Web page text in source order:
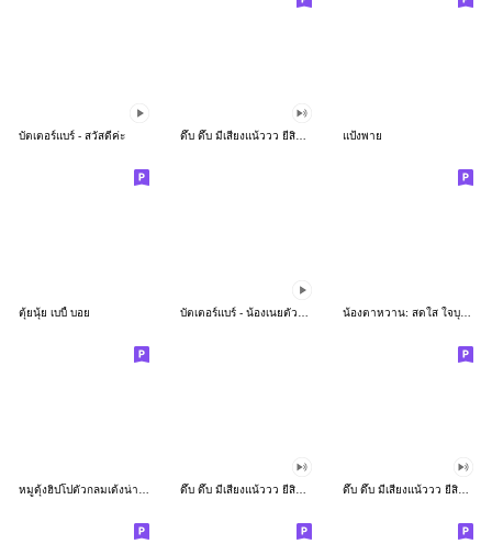
บัตเตอร์แบร์ - สวัสดีค่ะ แป้งพาย
ตุ้ยนุ้ย เบบี้ บอย น้องตาหวาน: สดใส ใจบุญ (สีพาสเทล)
หมูดุ้งฮิปโปตัวกลมเด้งน่ารัก ดึ๊บ ดึ๊บ มีเสียงแน้ววว ยี่สิบเจ็ด ดึ๊บ ดึ๊บ มีเสียงแน้ววว ยี่สิบหก